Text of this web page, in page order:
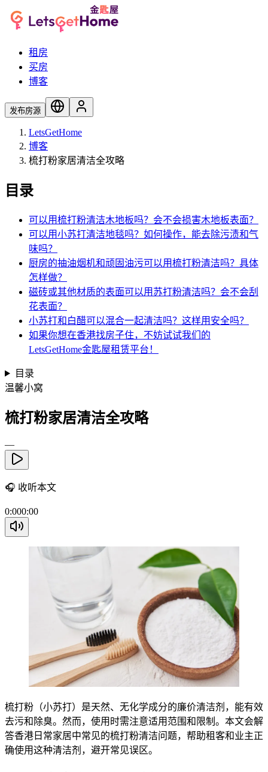
租房
买房
博客
发布房源
LetsGetHome
博客
梳打粉家居清洁全攻略
目录
可以用梳打粉清洁木地板吗？会不会损害木地板表面？
可以用小苏打清洁地毯吗？如何操作，能去除污渍和气
味吗？
厨房的抽油烟机和顽固油污可以用梳打粉清洁吗？具体
怎样做？
磁砖或其他材质的表面可以用苏打粉清洁吗？会不会刮
花表面？
小苏打和白醋可以混合一起清洁吗？这样用安全吗？
如果你想在香港找房子住，不妨试试我们的
LetsGetHome金匙屋租赁平台！
目录
温馨小窝
梳打粉家居清洁全攻略
—
🎧 收听本文
0:000:00
梳打粉（小苏打）是天然、无化学成分的廉价清洁剂，能有效
去污和除臭。然而，使用时需注意适用范围和限制。本文会解
答香港日常家居中常见的梳打粉清洁问题，帮助租客和业主正
确使用这种清洁剂，避开常见误区。